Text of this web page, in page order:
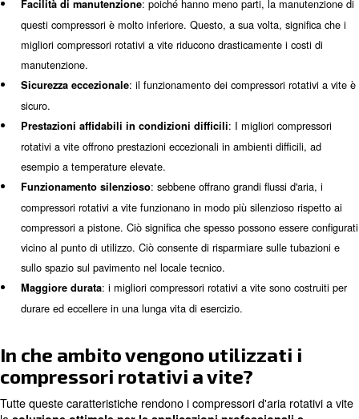
Basso consumo energetico: i migliori compressori
utilizzano meno energia per produrre aria di qualità
conseguenza, possono ridurre notevolmente i costi di
Funzionamento conveniente
fornire un'alimentazione di aria continua in modo
progettati per fornire portate d'aria molto elevate.
Facilità di manutenzione
: poiché hanno meno parti, la
questi compressori è molto inferiore. Questo, a sua volta,
migliori compressori rotativi a vite riducono drasticamente
manutenzione.
Sicurezza eccezionale
: il funzionamento dei
sicuro.
rotativi a vite offrono prestazioni eccezionali in ambienti
esempio a temperature elevate.
Funzionamento silenzioso: sebbene offrano grandi